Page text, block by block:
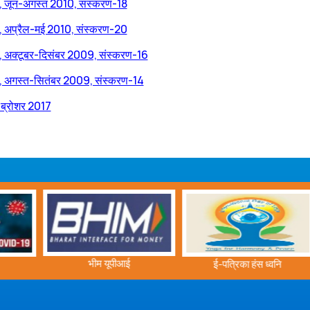
जून-अगस्त 2010, संस्करण-18
अप्रैल-मई 2010, संस्करण-20
अक्टूबर-दिसंबर 2009, संस्करण-16
अगस्त-सितंबर 2009, संस्करण-14
2017
भीम यूपीआई ई-पत्रिका हंस ध्वनि